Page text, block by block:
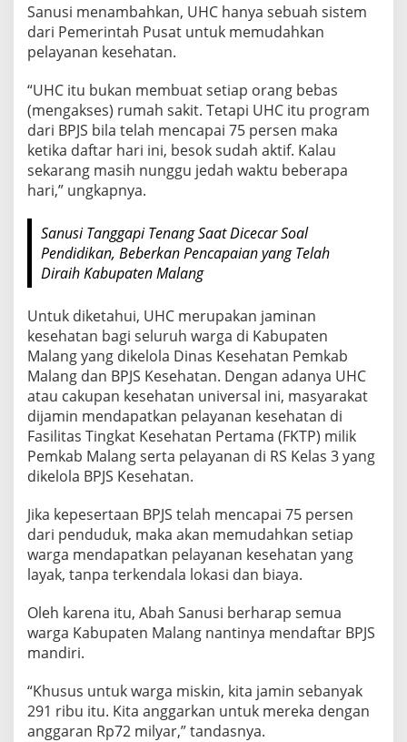
e
p
a
n
B
P
J
a
n
r
i
Sanusi menambahkan, UHC hanya sebuah sistem
dari Pemerintah Pusat untuk memudahkan
pelayanan kesehatan.
“UHC itu bukan membuat setiap orang bebas
(mengakses) rumah sakit. Tetapi UHC itu program
dari BPJS bila telah mencapai 75 persen maka
ketika daftar hari ini, besok sudah aktif. Kalau
sekarang masih nunggu jedah waktu beberapa
hari,” ungkapnya.
Sanusi Tanggapi Tenang Saat Dicecar Soal
Pendidikan, Beberkan Pencapaian yang Telah
Diraih Kabupaten Malang
Untuk diketahui, UHC merupakan jaminan
kesehatan bagi seluruh warga di Kabupaten
Malang yang dikelola Dinas Kesehatan Pemkab
Malang dan BPJS Kesehatan. Dengan adanya UHC
atau cakupan kesehatan universal ini, masyarakat
dijamin mendapatkan pelayanan kesehatan di
Fasilitas Tingkat Kesehatan Pertama (FKTP) milik
Pemkab Malang serta pelayanan di RS Kelas 3 yang
dikelola BPJS Kesehatan.
Jika kepesertaan BPJS telah mencapai 75 persen
dari penduduk, maka akan memudahkan setiap
warga mendapatkan pelayanan kesehatan yang
layak, tanpa terkendala lokasi dan biaya.
Oleh karena itu, Abah Sanusi berharap semua
warga Kabupaten Malang nantinya mendaftar BPJS
mandiri.
“Khusus untuk warga miskin, kita jamin sebanyak
291 ribu itu. Kita anggarkan untuk mereka dengan
anggaran Rp72 milyar,” tandasnya.